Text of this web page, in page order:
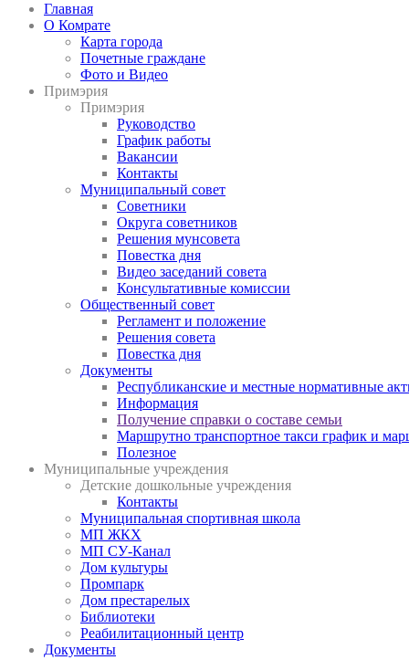
Главная
О Комрате
Карта города
Почетные граждане
Фото и Видео
Примэрия
Примэрия
Руководство
График работы
Вакансии
Контакты
Муниципальный совет
Советники
Округа советников
Решения мунсовета
Повестка дня
Видео заседаний совета
Консультативные комиссии
Общественный совет
Регламент и положение
Решения совета
Повестка дня
Документы
Республиканские и местные нормативные
Информация
Получение справки о составе семьи
Маршрутно транспортное такси график и
Полезное
Муниципальные учреждения
Детские дошкольные учреждения
Контакты
Муниципальная спортивная школа
МП ЖКХ
МП СУ-Канал
Дом культуры
Промпарк
Дом престарелых
Библиотеки
Реабилитационный центр
Документы